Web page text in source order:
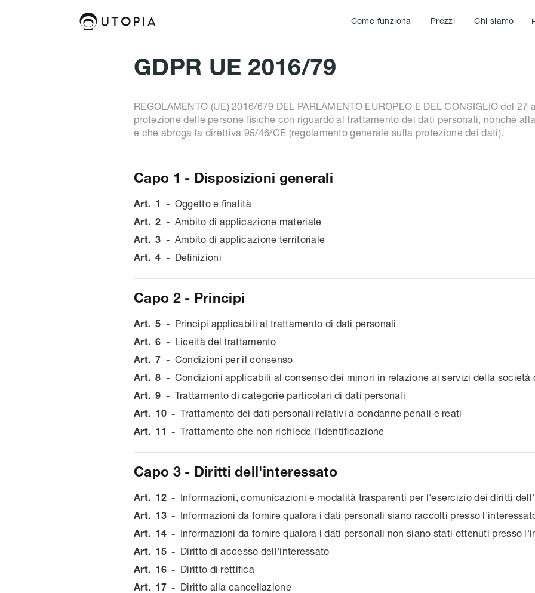
Come funziona Prezzi Chi siamo
GDPR UE 2016/79
REGOLAMENTO (UE) 2016/679 DEL PARLAMENTO EUROPEO E DEL CONSIGLIO del
protezione delle persone fisiche con riguardo al trattamento dei dati personali, nonché
e che abroga la direttiva 95/46/CE (regolamento generale sulla protezione dei dati).
Capo 1 - Disposizioni generali
Art. 1 - Oggetto e finalità
Art. 2 - Ambito di applicazione materiale
Art. 3 - Ambito di applicazione territoriale
Art. 4 - Definizioni
Capo 2 - Principi
Art. 5 - Principi applicabili al trattamento di dati personali
Art. 6 - Liceità del trattamento
Art. 7 - Condizioni per il consenso
Art. 8 - Condizioni applicabili al consenso dei minori in relazione ai servizi della società
Art. 9 - Trattamento di categorie particolari di dati personali
Art. 10 - Trattamento dei dati personali relativi a condanne penali e reati
Art. 11 - Trattamento che non richiede l'identificazione
Capo 3 - Diritti dell'interessato
Art. 12 - Informazioni, comunicazioni e modalità trasparenti per l'esercizio dei diritti
Art. 13 - Informazioni da fornire qualora i dati personali siano raccolti presso
Art. 14 - Informazioni da fornire qualora i dati personali non siano stati ottenuti presso
Art. 15 - Diritto di accesso dell'interessato
Art. 16 - Diritto di rettifica
Art. 17 - Diritto alla cancellazione